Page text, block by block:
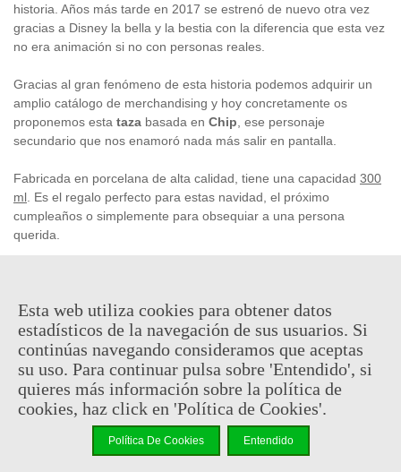
historia. Años más tarde en 2017 se estrenó de nuevo otra vez
gracias a Disney la bella y la bestia con la diferencia que esta vez
no era animación si no con personas reales.
Gracias al gran fenómeno de esta historia podemos adquirir un
amplio catálogo de merchandising y hoy concretamente os
proponemos esta taza basada en Chip , ese personaje
secundario que nos enamoró nada más salir en pantalla.
Fabricada en porcelana de alta calidad, tiene una capacidad 300
ml . Es el regalo perfecto para estas navidad, el próximo
cumpleaños o simplemente para obsequiar a una persona
querida.
15,95 € (impuestos inc.)
En stock, envío en 24/48h
-
Añadir Al Carrito
Esta web utiliza cookies para obtener datos
estadísticos de la navegación de sus usuarios. Si
continúas navegando consideramos que aceptas
su uso. Para continuar pulsa sobre 'Entendido', si
quieres más información sobre la política de
cookies, haz click en 'Política de Cookies'.
Política De Cookies Entendido